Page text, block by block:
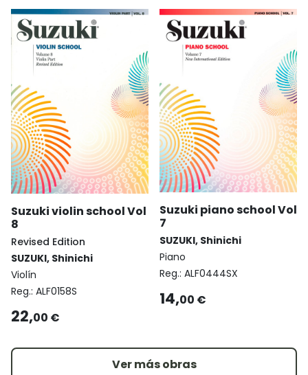
Suzuki violin school Vol
8
Revised Edition
SUZUKI, Shinichi
Violín
Reg.: ALF0158S
22,00 €
Suzuki piano school Vol
7
SUZUKI, Shinichi
Piano
Reg.: ALF0444SX
14,00 €
Ver más obras